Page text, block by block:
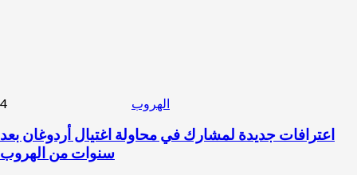
الهروب 4
اعترافات جديدة لمشارك في محاولة اغتيال أردوغان بعد
سنوات من الهروب